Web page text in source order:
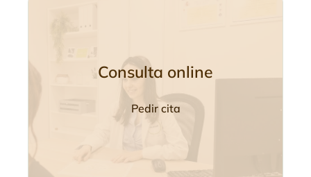
Consulta online
Pedir cita